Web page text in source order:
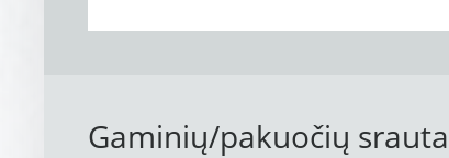
Gaminių/pakuočių